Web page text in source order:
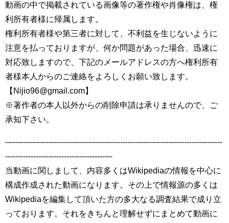
動画の中で掲載されている画像等の著作権や肖像権は、権
利所有者様に帰属します。
権利所有者様や第三者に対して、不利益を生じないように
注意を払っておりますが、何か問題があった場合、迅速に
対応致しますので、下記のメールアドレスの方へ権利所有
者様本人からのご連絡をよろしくお願い致します。
【Nijio96@gmail.com】
※著作者の本人以外からの削除申請は承りませんので、ご
承知下さい。
-------------------------------------------------------------------------------------
------------------------------------------
当動画に関しまして、内容多くはWikipediaの情報を中心に
構成作成された動画になります。その上で情報源の多くは
Wikipediaを編集して頂いた方の多大なる調査結果で成り立
っております。それをきちんと理解せずにまとめて動画に